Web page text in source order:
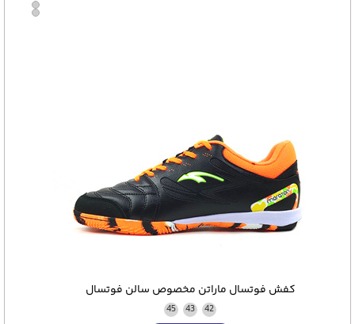
کفش فوتسال ماراتن مخصوص سالن فوتسال
42
43
45